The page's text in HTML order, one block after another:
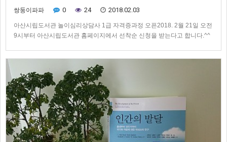
쌍둥이파파 0 24 2018.02.03
아산시립도서관 놀이심리상담사 1급 자격증과정 오픈2018. 2월 21일 오전
9시부터 아산시립도서관 홈페이지에서 선착순 신청을 받는다고 합니다.^^